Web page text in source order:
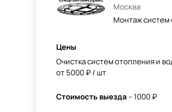
Москва
Монтаж систем
Цены
Очистка систем отопления и
от 5000 ₽ / шт
Стоимость выезда – 1000 ₽